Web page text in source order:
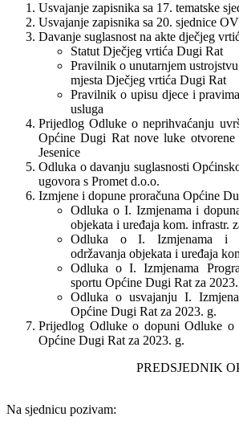
Usvajanje zapisnika sa 17. tematske
Usvajanje zapisnika sa 20. sjednice OV
Davanje suglasnost na akte dječjeg
Statut Dječjeg vrtića Dugi Rat
Pravilnik o unutarnjem
mjesta Dječjeg vrtića Dugi Rat
Pravilnik o upisu djece i
usluga
Prijedlog Odluke o neprihvaćanju
Općine Dugi Rat nove luke
Jesenice
Odluka o davanju suglasnosti
ugovora s Promet d.o.o.
Izmjene i dopune proračuna Općine
Odluka o I. Izmjenama i
objekata i uređaja kom. infrastr.
Odluka o I. Izmjenama i
održavanja objekata i uređaja
Odluka o I. Izmjenama
sportu Općine Dugi Rat za
Odluka o usvajanju I.
Općine Dugi Rat za 2023. g.
Prijedlog Odluke o dopuni Odluke o
Općine Dugi Rat za 2023. g.
PREDSJEDNIK
Na sjednicu pozivam: